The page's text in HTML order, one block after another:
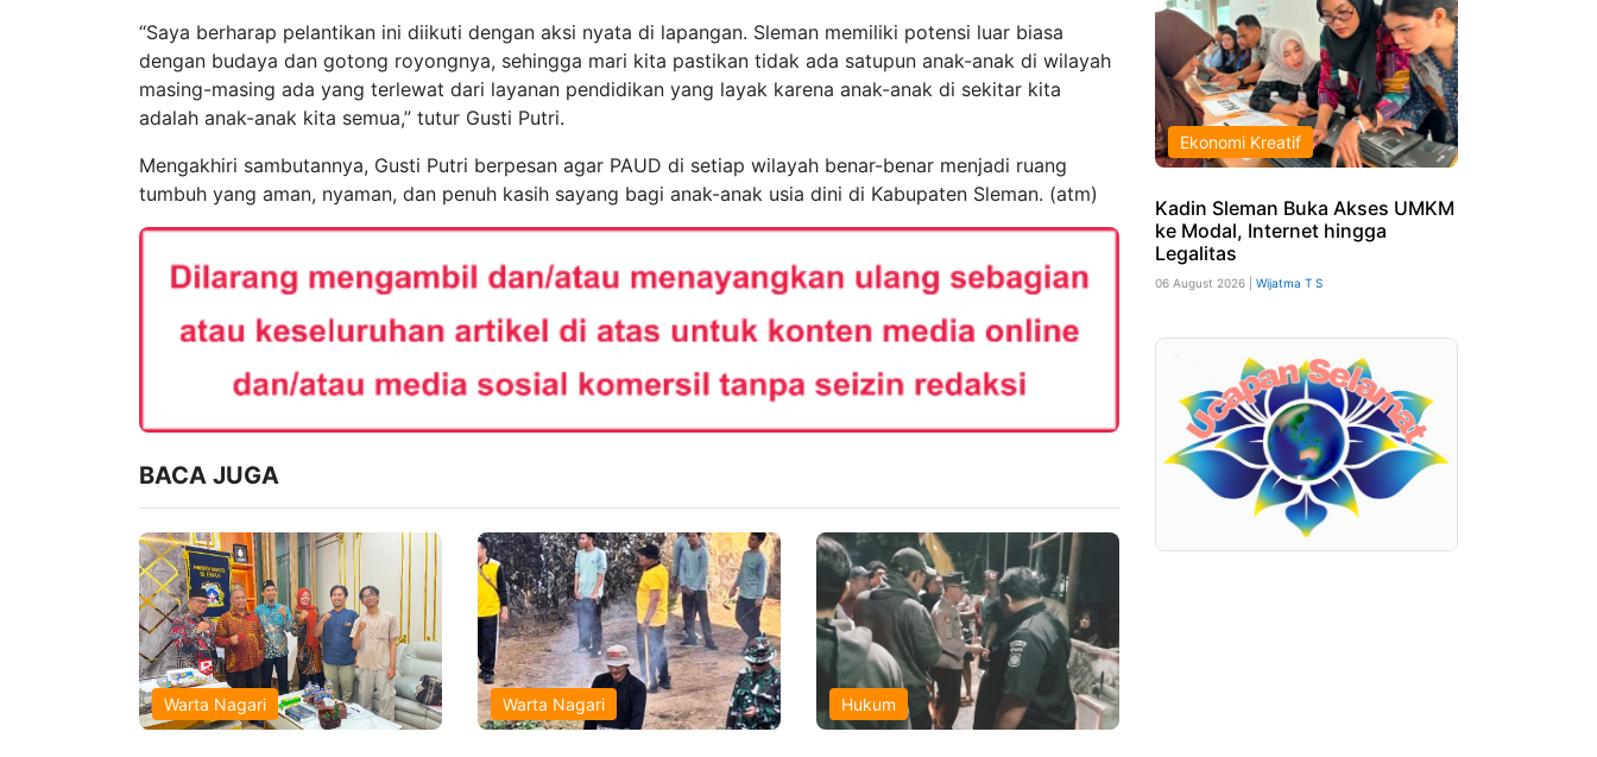
“Saya berharap pelantikan ini diikuti dengan aksi nyata di lapangan. Sleman memiliki potensi luar biasa
dengan budaya dan gotong royongnya, sehingga mari kita pastikan tidak ada satupun anak-anak di wilayah
masing-masing ada yang terlewat dari layanan pendidikan yang layak karena anak-anak di sekitar kita
adalah anak-anak kita semua,” tutur Gusti Putri.
Mengakhiri sambutannya, Gusti Putri berpesan agar PAUD di setiap wilayah benar-benar menjadi ruang
tumbuh yang aman, nyaman, dan penuh kasih sayang bagi anak-anak usia dini di Kabupaten Sleman. (atm)
BACA JUGA
Warta Nagari Warta Nagari Hukum
Ekonomi Kreatif
Kadin Sleman Buka Akses UMKM
ke Modal, Internet hingga
Legalitas
06 August 2026 | Wijatma T S